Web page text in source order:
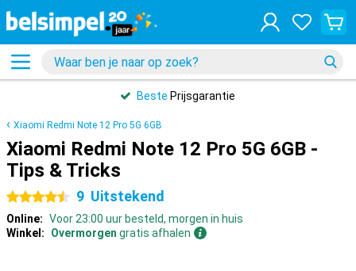
Beste Prijsgarantie
Xiaomi Redmi Note 12 Pro 5G 6GB
Xiaomi Redmi Note 12 Pro 5G 6GB -
Tips & Tricks
4.5 sterren 9 Uitstekend
Online: Voor 23:00 uur besteld, morgen in huis
Winkel:
Overmorgen gratis afhalen